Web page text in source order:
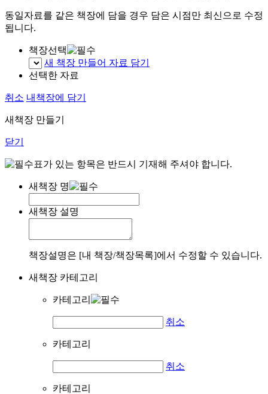
동일자료를 같은 책장에 담을 경우 담은 시점만 최신으로 수정
됩니다.
책장선택
새 책장 만들어 자료 담기
선택한 자료
취소 내책장에 담기
새책장 만들기
닫기
표가 있는 항목은 반드시 기재해 주셔야 합니다.
새책장 명
새책장 설명
책장설명은 [내 책장/책장목록]에서 수정할 수 있습니다.
새책장 카테고리
카테고리
취소
카테고리
취소
카테고리